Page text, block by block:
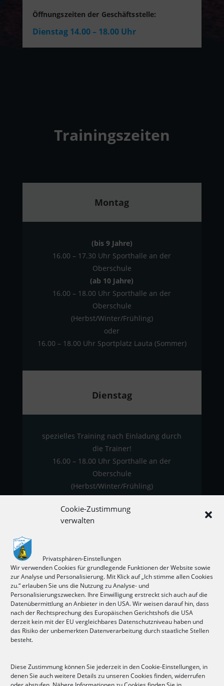
Cookie-Zustimmung
verwalten
Privatsphären-Einstellungen
Wir verwenden Cookies für grundlegende Funktionen der Website sowie
zur Analyse und Personalisierung. Mit Klick auf „Ich stimme allen Cookies
zu.“ erlauben Sie uns die Nutzung zu Analyse- und
Personalisierungszwecken. Ihre Einwilligung erstreckt sich auch auf die
Datenübermittlung an Anbieter in den USA. Wir weisen darauf hin, dass
nach der Rechtsprechung des Europäischen Gerichtshofs die USA
derzeit kein mit der EU vergleichbares Datenschutzniveau haben und
das Risiko der unbemerkten Datenverarbeitung durch staatliche Stellen
besteht.
Diese Zustimmung können Sie jederzeit in den Cookie-Einstellungen, in
denen Sie auch weitere Details zu unseren Cookies finden, widerrufen
Öffnungszeiten der Geschäftsstelle:
Dienstag 14.00 – 18.00 Uhr
Trainingszeiten
Montag
(bis 9 Jahre)
16.00 – 17.30 Uhr Sporthalle an der
Oberschule
(ab 10 Jahre)
16.00 – 18.00 Uhr Sporthalle an der
Oberschule
(Herbst/Winter/Frühling)
oder
16.00 – 18.00 Uhr Sportplatz Lauta (Sommer)
Dienstag
spezielles Training nach Einladung durch
die Trainer!
16.00 – 18.00 Uhr Sporthalle an der
Oberschule
(Herbst/Winter/Frühling)
oder
16.00 – 18.00 Uhr Sportplatz Lauta (Sommer)
Donnerstag
(bis 9 Jahre)
16.00 – 17.30 Uhr Sporthalle an der
Oberschule
(ab 10 Jahre)
(Herbst/Winter/Frühling)
oder